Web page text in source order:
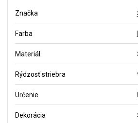
Značka
Farba
Materiál
Rýdzosť striebra
Určenie
Dekorácia